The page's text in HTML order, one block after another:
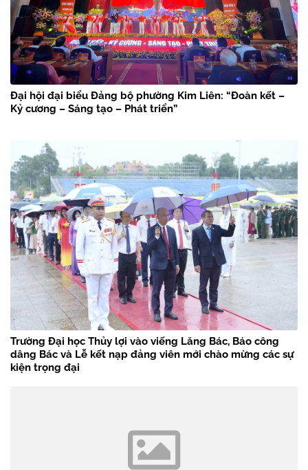
Đại hội đại biểu Đảng bộ phường Kim Liên: “Đoàn kết –
Kỷ cương – Sáng tạo – Phát triển”
Trường Đại học Thủy lợi vào viếng Lăng Bác, Báo công
dâng Bác và Lễ kết nạp đảng viên mới chào mừng các sự
kiện trọng đại